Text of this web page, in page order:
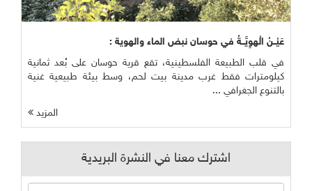
عَيْــنُ الْهوِيَّــةُ في حوسان نبض الماء والهوية :
في قلب الطبيعة الفلسطينية، تقع قرية حوسان على بُعد ثمانية
كيلومترات فقط غرب مدينة بيت لحم، وسط بيئة طبيعية غنية
بالتنوع الجغرافي ...
المزيد
اشترك معنا في النشرة البريدية